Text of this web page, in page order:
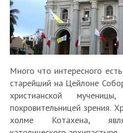
Много что интересного
старейший на Цейлоне
христианской
покровительницей зрения.
холме Котахена,